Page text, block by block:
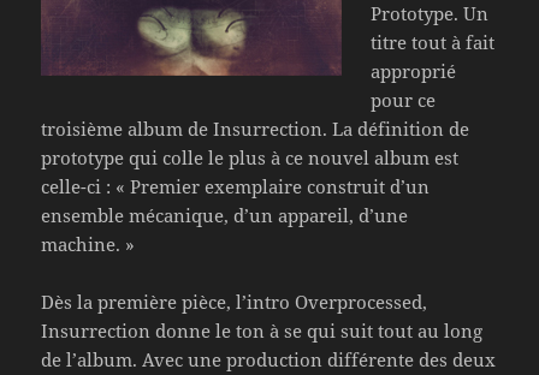
Prototype. Un
titre tout à fait
approprié
pour ce
troisième album de Insurrection. La définition de
prototype qui colle le plus à ce nouvel album est
celle-ci : « Premier exemplaire construit d’un
ensemble mécanique, d’un appareil, d’une
machine. »
Dès la première pièce, l’intro Overprocessed,
Insurrection donne le ton à se qui suit tout au long
de l’album. Avec une production différente des deux